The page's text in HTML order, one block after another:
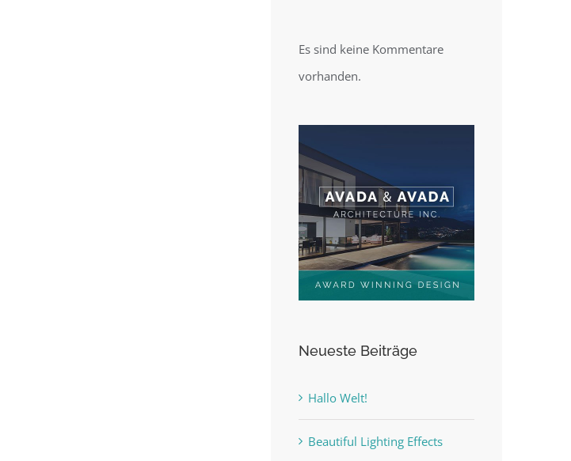
Es sind keine Kommentare
vorhanden.
Neueste Beiträge
Hallo Welt!
Beautiful Lighting Effects